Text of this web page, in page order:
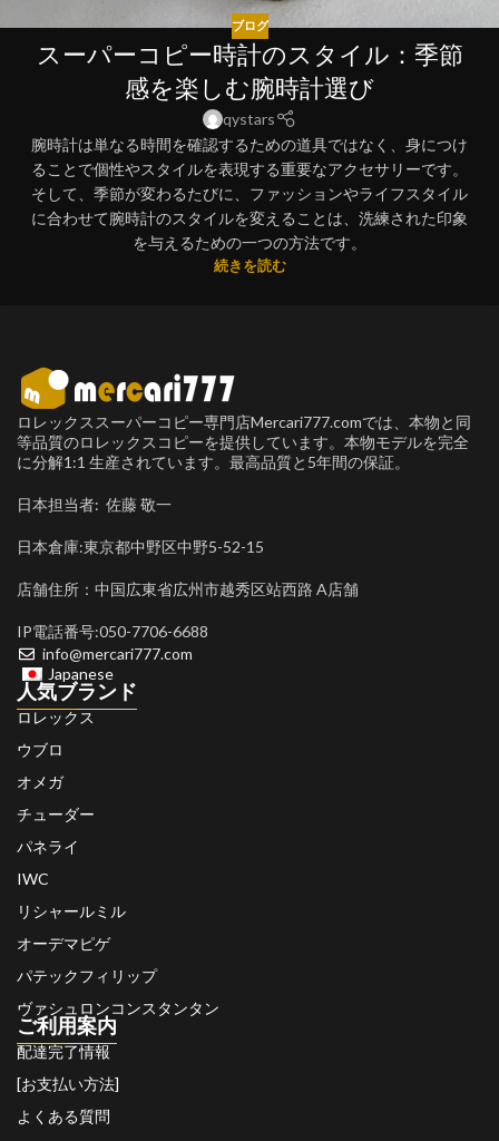
ブログ
スーパーコピー時計のスタイル：季節
感を楽しむ腕時計選び
qystars
腕時計は単なる時間を確認するための道具ではなく、身につけ
ることで個性やスタイルを表現する重要なアクセサリーです。
そして、季節が変わるたびに、ファッションやライフスタイル
に合わせて腕時計のスタイルを変えることは、洗練された印象
を与えるための一つの方法です。
続きを読む
ロレックススーパーコピー専門店Mercari777.comでは、本物と同
等品質のロレックスコピーを提供しています。本物モデルを完全
に分解1:1 生産されています。最高品質と5年間の保証。
日本担当者: 佐藤 敬一
日本倉庫:東京都中野区中野5-52-15
店舗住所：中国広東省広州市越秀区站西路 A店舗
IP電話番号:050-7706-6688
info@mercari777.com
Japanese
人気ブランド
ロレックス
ウブロ
オメガ
チューダー
パネライ
IWC
リシャールミル
オーデマピゲ
パテックフィリップ
ヴァシュロンコンスタンタン
ご利用案内
配達完了情報
[お支払い方法]
よくある質問